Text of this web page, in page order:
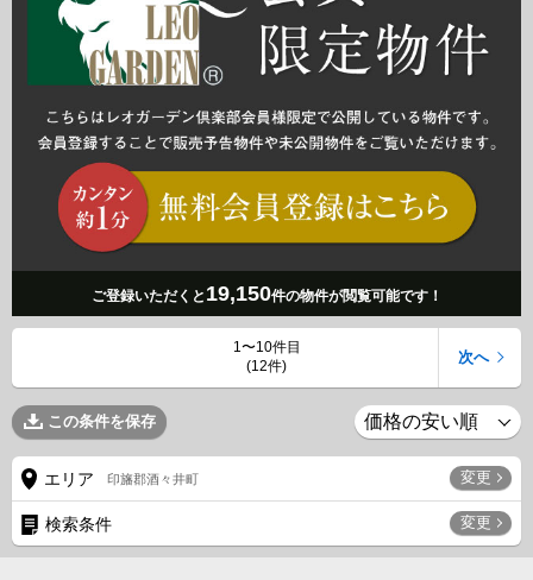
ご登録いただくと 19,150件の物件が閲覧可能です！
1〜10件目
(12件)
次へ
この条件を保存
エリア 印旛郡酒々井町 変更
検索条件 変更